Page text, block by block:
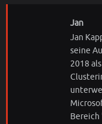
Jan
Jan
seine
2018
Bereich